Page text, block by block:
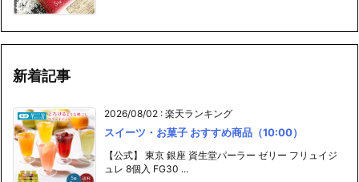
新着記事
2026/08/02 : 楽天ランキング
スイーツ・お菓子 おすすめ商品（10:00）
【公式】 東京 銀座 資生堂パーラー ゼリー フリュイジ
ュレ 8個入 FG30 ...